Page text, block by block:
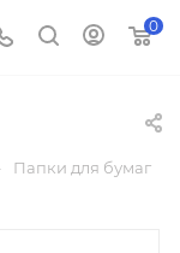
0
Папки для бумаг